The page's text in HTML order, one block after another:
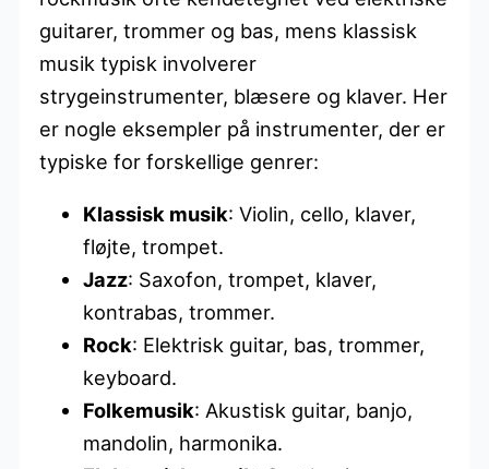
guitarer, trommer og bas, mens klassisk
musik typisk involverer
strygeinstrumenter, blæsere og klaver. Her
er nogle eksempler på instrumenter, der er
typiske for forskellige genrer:
Klassisk musik: Violin, cello, klaver,
fløjte, trompet.
Jazz: Saxofon, trompet, klaver,
kontrabas, trommer.
Rock: Elektrisk guitar, bas, trommer,
keyboard.
Folkemusik: Akustisk guitar, banjo,
mandolin, harmonika.